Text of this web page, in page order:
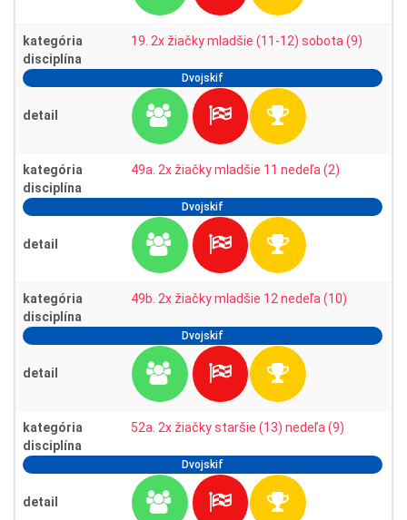
kategória
19. 2x žiačky mladšie (11-12) sobota (9)
disciplína
Dvojskif
detail
kategória
49a. 2x žiačky mladšie 11 nedeľa (2)
disciplína
Dvojskif
detail
kategória
49b. 2x žiačky mladšie 12 nedeľa (10)
disciplína
Dvojskif
detail
kategória
52a. 2x žiačky staršie (13) nedeľa (9)
disciplína
Dvojskif
detail